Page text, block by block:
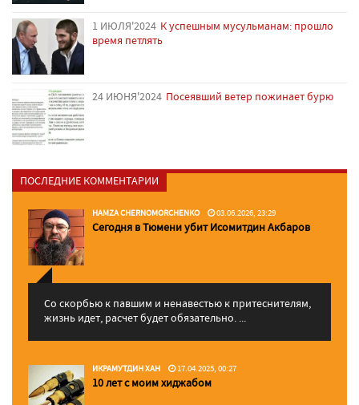
1 ИЮЛЯ'2024 К успешным мусульманам: прошло
время петлять
24 ИЮНЯ'2024 Посеявший ветер пожинает бурю
ПОСЛЕДНИЕ КОММЕНТАРИИ
HAMZA CHERNOMORCHENKO 03.06.2026, 23:29
Сегодня в Тюмени убит Исомитдин Акбаров
Со скорбью к павшим и ненавестью к притеснителям,
жизнь идет, расчет будет обязательно. ...
ИКРАМУТДИН ХАН 17.04.2025, 00:27
10 лет с моим хиджабом